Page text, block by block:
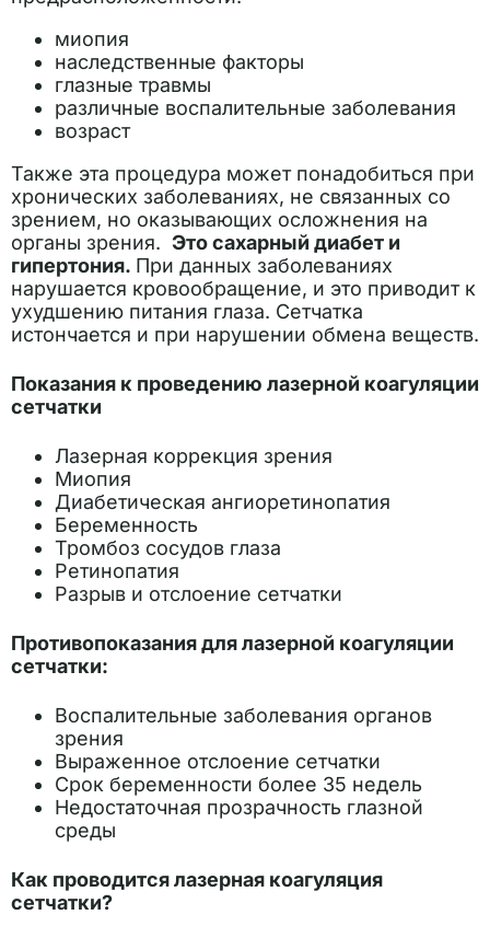
миопия
наследственные факторы
глазные травмы
различные воспалительные заболевания
возраст
Также эта процедура может понадобиться при
хронических заболеваниях, не связанных со
зрением, но оказывающих осложнения на
органы зрения. Это сахарный диабет и
гипертония. При данных заболеваниях
нарушается кровообращение, и это приводит к
ухудшению питания глаза. Сетчатка
истончается и при нарушении обмена веществ.
Показания к проведению лазерной коагуляции
сетчатки
Лазерная коррекция зрения
Миопия
Диабетическая ангиоретинопатия
Беременность
Тромбоз сосудов глаза
Ретинопатия
Разрыв и отслоение сетчатки
Противопоказания для лазерной коагуляции
сетчатки:
Воспалительные заболевания органов
зрения
Выраженное отслоение сетчатки
Срок беременности более 35 недель
Недостаточная прозрачность глазной
среды
Как проводится лазерная коагуляция
сетчатки?